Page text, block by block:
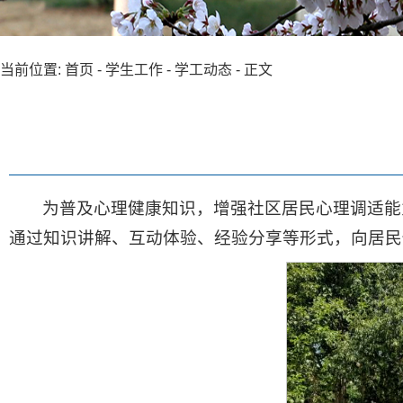
当前位置: 首页 - 学生工作 - 学工动态 - 正文
为普及心理健康知识，增强社区居民心理调适
通过知识讲解、互动体验、经验分享等形式，向居